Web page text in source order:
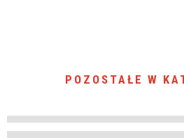
POZOSTAŁE W